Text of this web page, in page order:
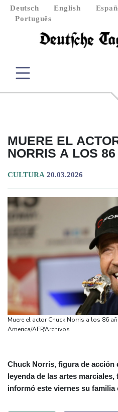
Deutsch English
Português
MUERE EL
NORRIS A LOS
CULTURA 20.03.2026
Muere el actor Chuck Norris a los 86 años / Foto: ©
America/AFP/Archivos
Chuck Norris, figura de acción
leyenda de las artes marciales,
informó este viernes su familia